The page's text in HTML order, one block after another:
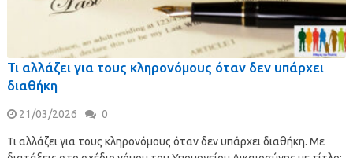
Τι αλλάζει για τους κληρονόμους όταν δεν υπάρχει
διαθήκη
21/03/2026 0
Τι αλλάζει για τους κληρονόμους όταν δεν υπάρχει διαθήκη. Με